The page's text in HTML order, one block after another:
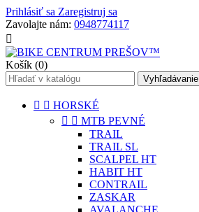
Prihlásiť sa Zaregistruj sa
Zavolajte nám: 0948774117

Košík (0)
Vyhľadávanie
  HORSKÉ
  MTB PEVNÉ
TRAIL
TRAIL SL
SCALPEL HT
HABIT HT
CONTRAIL
ZASKAR
AVALANCHE